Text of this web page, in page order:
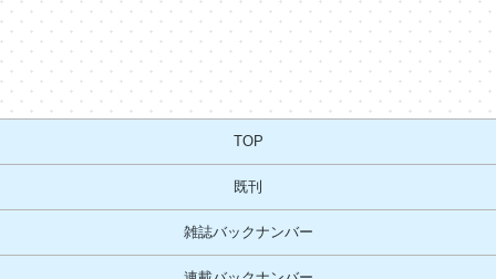
TOP
既刊
雑誌バックナンバー